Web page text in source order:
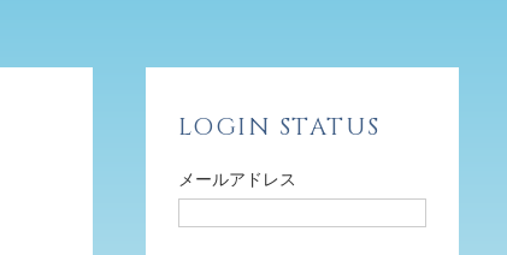
LOGIN STATUS
メールアドレス